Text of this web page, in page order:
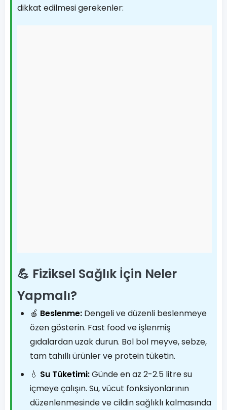
dikkat edilmesi gerekenler:
💪 Fiziksel Sağlık İçin Neler
Yapmalı?
🍎 Beslenme: Dengeli ve düzenli beslenmeye
özen gösterin. Fast food ve işlenmiş
gıdalardan uzak durun. Bol bol meyve, sebze,
tam tahıllı ürünler ve protein tüketin.
💧 Su Tüketimi:Günde en az 2-2.5 litre su
içmeye çalışın. Su, vücut fonksiyonlarının
düzenlenmesinde ve cildin sağlıklı kalmasında